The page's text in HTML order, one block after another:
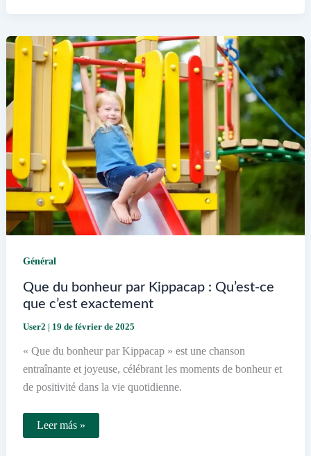
pour
ses
produits
matériaux
Général
Que du bonheur par Kippacap : Qu’est-ce
que c’est exactement
User2 | 19 de février de 2025
« Que du bonheur par Kippacap » est une chanson
entraînante et joyeuse, célébrant les moments de bonheur et
de positivité dans la vie quotidienne.
Que
du
Leer más »